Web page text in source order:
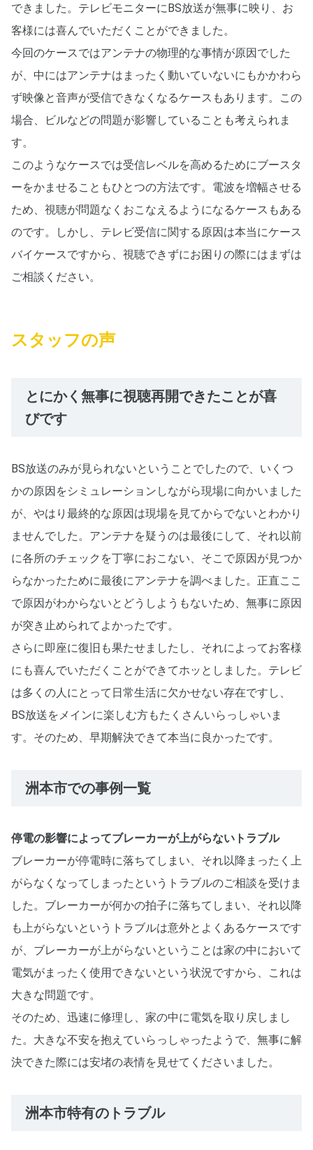
できました。テレビモニターにBS放送が無事に映り、お
客様には喜んでいただくことができました。
今回のケースではアンテナの物理的な事情が原因でした
が、中にはアンテナはまったく動いていないにもかかわら
ず映像と音声が受信できなくなるケースもあります。この
場合、ビルなどの問題が影響していることも考えられま
す。
このようなケースでは受信レベルを高めるためにブースタ
ーをかませることもひとつの方法です。電波を増幅させる
ため、視聴が問題なくおこなえるようになるケースもある
のです。しかし、テレビ受信に関する原因は本当にケース
バイケースですから、視聴できずにお困りの際にはまずは
ご相談ください。
スタッフの声
とにかく無事に視聴再開できたことが喜
びです
BS放送のみが見られないということでしたので、いくつ
かの原因をシミュレーションしながら現場に向かいました
が、やはり最終的な原因は現場を見てからでないとわかり
ませんでした。アンテナを疑うのは最後にして、それ以前
に各所のチェックを丁寧におこない、そこで原因が見つか
らなかったために最後にアンテナを調べました。正直ここ
で原因がわからないとどうしようもないため、無事に原因
が突き止められてよかったです。
さらに即座に復旧も果たせましたし、それによってお客様
にも喜んでいただくことができてホッとしました。テレビ
は多くの人にとって日常生活に欠かせない存在ですし、
BS放送をメインに楽しむ方もたくさんいらっしゃいま
す。そのため、早期解決できて本当に良かったです。
洲本市での事例一覧
停電の影響によってブレーカーが上がらないトラブル
ブレーカーが停電時に落ちてしまい、それ以降まったく上
がらなくなってしまったというトラブルのご相談を受けま
した。ブレーカーが何かの拍子に落ちてしまい、それ以降
も上がらないというトラブルは意外とよくあるケースです
が、ブレーカーが上がらないということは家の中において
電気がまったく使用できないという状況ですから、これは
大きな問題です。
そのため、迅速に修理し、家の中に電気を取り戻しまし
た。大きな不安を抱えていらっしゃったようで、無事に解
決できた際には安堵の表情を見せてくださいました。
洲本市特有のトラブル